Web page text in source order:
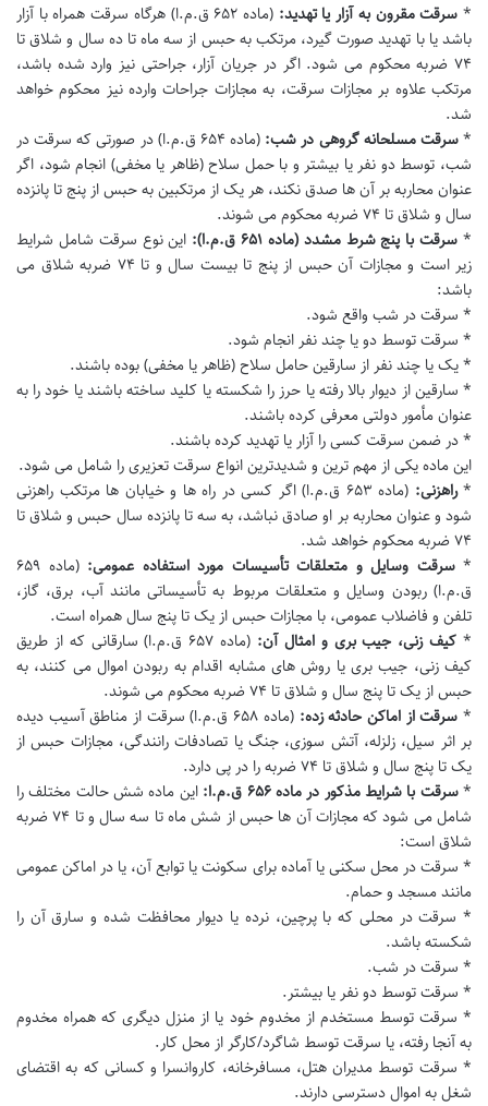
* سرقت مقرون به آزار یا تهدید:
(ماده ۶۵۲ ق.م.ا) هرگاه سرقت همراه با آزار
باشد یا با تهدید صورت گیرد، مرتکب به حبس از سه ماه تا ده سال و شلاق تا
۷۴ ضربه محکوم می شود. اگر در جریان آزار، جراحتی نیز وارد شده باشد،
مرتکب علاوه بر مجازات سرقت، به مجازات جراحات وارده نیز محکوم خواهد
شد.
*سرقت مسلحانه گروهی در شب:
(ماده ۶۵۴ ق.م.ا) در صورتی که سرقت در
شب، توسط دو نفر یا بیشتر و با حمل سلاح (ظاهر یا مخفی) انجام شود، اگر
عنوان محاربه بر آن ها صدق نکند، هر یک از مرتکبین به حبس از پنج تا پانزده
سال و شلاق تا ۷۴ ضربه محکوم می شوند.
* سرقت با پنج شرط مشدد (ماده ۶۵۱ ق.م.ا):
این نوع سرقت شامل شرایط
زیر است و مجازات آن حبس از پنج تا بیست سال و تا ۷۴ ضربه شلاق می
باشد:
* سرقت در شب واقع شود.
* سرقت توسط دو یا چند نفر انجام شود.
* یک یا چند نفر از سارقین حامل سلاح (ظاهر یا مخفی) بوده باشند.
* سارقین از دیوار بالا رفته یا حرز را شکسته یا کلید ساخته باشند یا خود را به
عنوان مأمور دولتی معرفی کرده باشند.
* در ضمن سرقت کسی را آزار یا تهدید کرده باشند.
این ماده یکی از مهم ترین و شدیدترین انواع سرقت تعزیری را شامل می شود.
*راهزنی:
(ماده ۶۵۳ ق.م.ا) اگر کسی در راه ها و خیابان ها مرتکب راهزنی
شود و عنوان محاربه بر او صادق نباشد، به سه تا پانزده سال حبس و شلاق تا
۷۴ ضربه محکوم خواهد شد.
*سرقت وسایل و متعلقات تأسیسات مورد استفاده عمومی:
(ماده ۶۵۹
ق.م.ا) ربودن وسایل و متعلقات مربوط به تأسیساتی مانند آب، برق، گاز،
تلفن و فاضلاب عمومی، با مجازات حبس از یک تا پنج سال همراه است.
* کیف زنی، جیب بری و امثال آن:
(ماده ۶۵۷ ق.م.ا) سارقانی که از طریق
کیف زنی، جیب بری یا روش های مشابه اقدام به ربودن اموال می کنند، به
حبس از یک تا پنج سال و شلاق تا ۷۴ ضربه محکوم می شوند.
* سرقت از اماکن حادثه زده:
(ماده ۶۵۸ ق.م.ا) سرقت از مناطق آسیب دیده
بر اثر سیل، زلزله، آتش سوزی، جنگ یا تصادفات رانندگی، مجازات حبس از
یک تا پنج سال و شلاق تا ۷۴ ضربه را در پی دارد.
*سرقت با شرایط مذکور در ماده ۶۵۶ ق.م.ا:
این ماده شش حالت مختلف را
شامل می شود که مجازات آن ها حبس از شش ماه تا سه سال و تا ۷۴ ضربه
شلاق است:
* سرقت در محل سکنی یا آماده برای سکونت یا توابع آن، یا در اماکن عمومی
مانند مسجد و حمام.
* سرقت در محلی که با پرچین، نرده یا دیوار محافظت شده و سارق آن را
شکسته باشد.
* سرقت در شب.
* سرقت توسط دو نفر یا بیشتر.
* سرقت توسط مستخدم از مخدوم خود یا از منزل دیگری که همراه مخدوم
به آنجا رفته، یا سرقت توسط شاگرد/کارگر از محل کار.
* سرقت توسط مدیران هتل، مسافرخانه، کاروانسرا و کسانی که به اقتضای
شغل به اموال دسترسی دارند.